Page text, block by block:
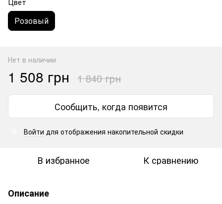
Розовый
Нет в наличии
1 508 грн 1 840 грн
Сообщить, когда появится
Войти для отображения накопительной скидки
В избранное К сравнению
Описание